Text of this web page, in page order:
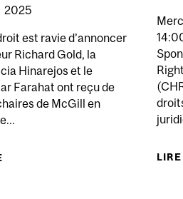
LA BARRE DU
2025
est ravie d’annoncer
Richard Gold, la
Hinarejos et le
Farahat ont reçu de
de McGill en
DE TROIS NOUVELLES